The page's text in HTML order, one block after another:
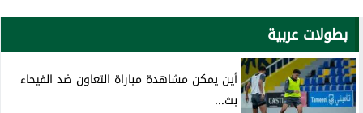
بطولات عربية
أين يمكن مشاهدة مباراة التعاون ضد الفيحاء
بث...